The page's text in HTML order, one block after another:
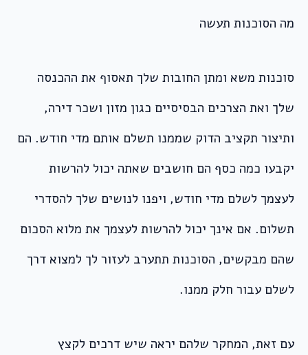
מה הסוכנות תעשה
סוכנות משא ומתן החובות שלך תאסוף את ההכנסה
שלך ואת הצרכים הבסיסיים כגון מזון ושכר דירה,
ותיצור תקציב הדוק שממנו תשלם אותם מדי חודש. הם
יקבעו כמה כסף הם חושבים שאתה יכול להרשות
לעצמך לשלם מדי חודש, ויפנו לנושים שלך להסדרי
תשלום. אם אינך יכול להרשות לעצמך את מלוא הסכום
שהם מבקשים, הסוכנות תתערב לעזור לך למצוא דרך
לשלם עבור חלק ממנו.
עם זאת, המחקר שלהם יראה שיש דרכים לקצץ